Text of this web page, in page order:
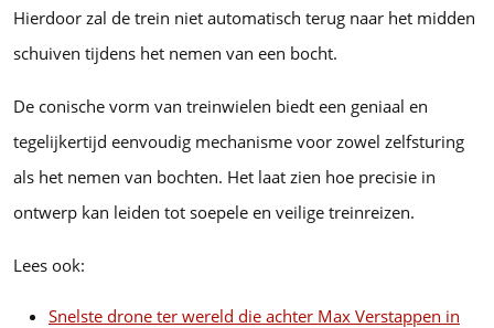
Hierdoor zal de trein niet automatisch terug naar het midden
schuiven tijdens het nemen van een bocht.
De conische vorm van treinwielen biedt een geniaal en
tegelijkertijd eenvoudig mechanisme voor zowel zelfsturing
als het nemen van bochten. Het laat zien hoe precisie in
ontwerp kan leiden tot soepele en veilige treinreizen.
Lees ook:
Snelste drone ter wereld die achter Max Verstappen in